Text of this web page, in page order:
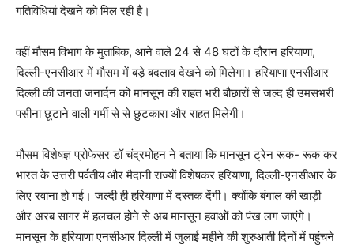
गतिविधियां देखने को मिल रही है।
वहीं मौसम विभाग के मुताबिक, आने वाले 24 से 48 घंटों के दौरान हरियाणा,
दिल्ली-एनसीआर में मौसम में बड़े बदलाव देखने को मिलेगा। हरियाणा एनसीआर
दिल्ली की जनता जनार्दन को मानसून की राहत भरी बौछारों से जल्द ही उमसभरी
पसीना छूटाने वाली गर्मी से से छुटकारा और राहत मिलेगी।
मौसम विशेषज्ञ प्रोफेसर डॉ चंद्रमोहन ने बताया कि मानसून ट्रेन रूक- रूक कर
भारत के उत्तरी पर्वतीय और मैदानी राज्यों विशेषकर हरियाणा, दिल्ली-एनसीआर के
लिए रवाना हो गई। जल्दी ही हरियाणा में दस्तक देंगी। क्योंकि बंगाल की खाड़ी
और अरब सागर में हलचल होने से अब मानसून हवाओं को पंख लग जाएंगे।
मानसून के हरियाणा एनसीआर दिल्ली में जुलाई महीने की शुरुआती दिनों में पहुंचने